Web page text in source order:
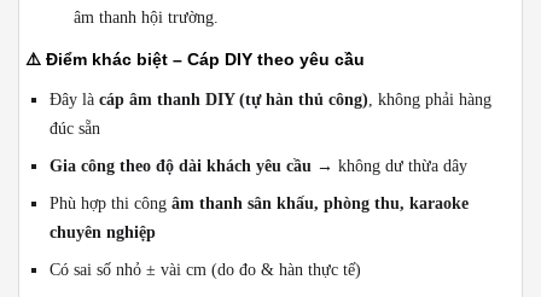
âm thanh hội trường.
⚠️ Điểm khác biệt – Cáp DIY theo yêu cầu
Đây là cáp âm thanh DIY (tự hàn thủ công), không phải hàng
đúc sẵn
Gia công theo độ dài khách yêu cầu → không dư thừa dây
Phù hợp thi công âm thanh sân khấu, phòng thu, karaoke
chuyên nghiệp
Có sai số nhỏ ± vài cm (do đo & hàn thực tế)